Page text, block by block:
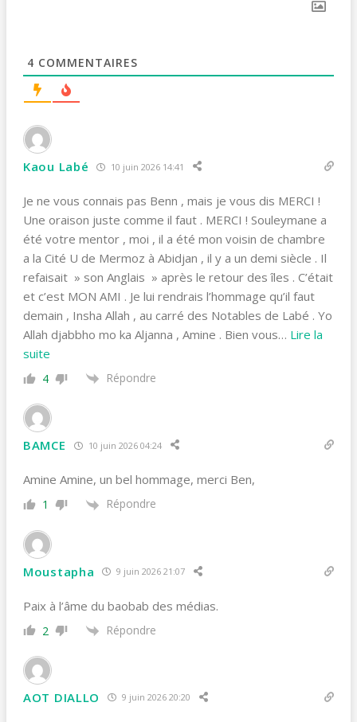
4 COMMENTAIRES
Kaou Labé 10 juin 2026 14:41
Je ne vous connais pas Benn , mais je vous dis MERCI !
Une oraison juste comme il faut . MERCI ! Souleymane a
été votre mentor , moi , il a été mon voisin de chambre
a la Cité U de Mermoz à Abidjan , il y a un demi siècle . Il
refaisait » son Anglais » après le retour des îles . C’était
et c’est MON AMI . Je lui rendrais l’hommage qu’il faut
demain , Insha Allah , au carré des Notables de Labé . Yo
Allah djabbho mo ka Aljanna , Amine . Bien vous… Lire la
suite
4 Répondre
BAMCE 10 juin 2026 04:24
Amine Amine, un bel hommage, merci Ben,
1 Répondre
Moustapha 9 juin 2026 21:07
Paix à l’âme du baobab des médias.
2 Répondre
AOT DIALLO 9 juin 2026 20:20